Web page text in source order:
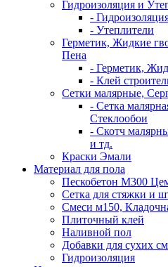
Гидроизоляция и
-
- Утеплители
Герметик, Жидкие
Пена
- Герметик,
- Клей
Сетки малярные,
- Сетка
Стеклообои
- Скотч
и тд.
Краски Эмали
Материал для пола
Пескобетон М300
Сетка для стяжки и
Смеси м150,
Плиточный клей
Наливной пол
Добавки для сухих
Гидроизоляция